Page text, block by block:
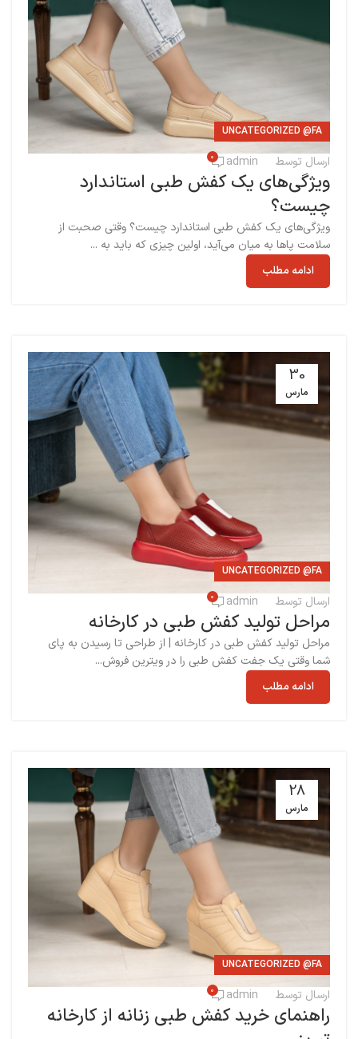
UNCATEGORIZED @FA
ارسال توسط admin
0
ویژگی‌های یک کفش طبی استاندارد
چیست؟
ویژگی‌های یک کفش طبی استاندارد چیست؟ وقتی صحبت از
سلامت پاها به میان می‌آید، اولین چیزی که باید به ...
ادامه مطلب
30
مارس
UNCATEGORIZED @FA
ارسال توسط admin
0
مراحل تولید کفش طبی در کارخانه
مراحل تولید کفش طبی در کارخانه | از طراحی تا رسیدن به پای
شما وقتی یک جفت کفش طبی را در ویترین فروش...
ادامه مطلب
28
مارس
UNCATEGORIZED @FA
ارسال توسط admin
0
راهنمای خرید کفش طبی زنانه از کارخانه